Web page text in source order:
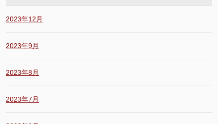
2023年12月
2023年9月
2023年8月
2023年7月